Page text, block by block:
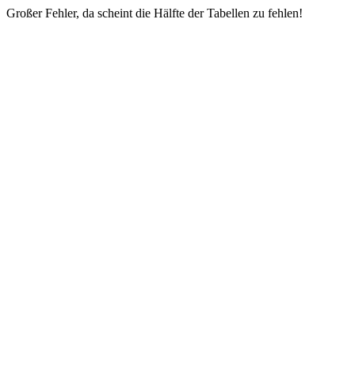
Großer Fehler, da scheint die Hälfte der Tabellen zu fehlen!